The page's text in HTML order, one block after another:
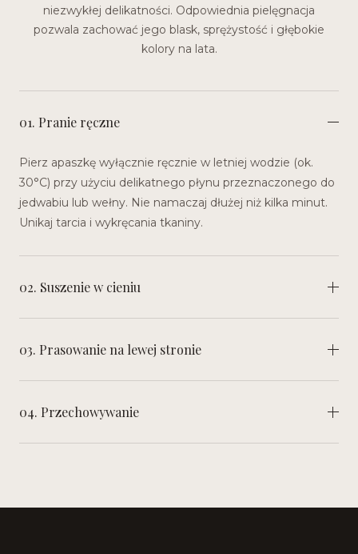
niezwykłej delikatności. Odpowiednia pielęgnacja
pozwala zachować jego blask, sprężystość i głębokie
kolory na lata.
01. Pranie ręczne
Pierz apaszkę wyłącznie ręcznie w letniej wodzie (ok.
30°C) przy użyciu delikatnego płynu przeznaczonego do
jedwabiu lub wełny. Nie namaczaj dłużej niż kilka minut.
Unikaj tarcia i wykręcania tkaniny.
02. Suszenie w cieniu
03. Prasowanie na lewej stronie
04. Przechowywanie